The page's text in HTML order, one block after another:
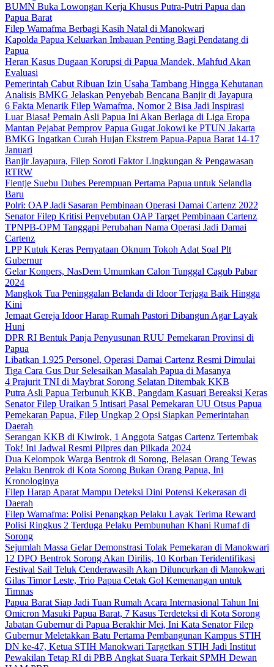
BUMN Buka Lowongan Kerja Khusus Putra-Putri Papua dan
Papua Barat
Filep Wamafma Berbagi Kasih Natal di Manokwari
Kapolda Papua Keluarkan Imbauan Penting Bagi Pendatang di
Papua
Heran Kasus Dugaan Korupsi di Papua Mandek, Mahfud Akan
Evaluasi
Pemerintah Cabut Ribuan Izin Usaha Tambang Hingga Kehutanan
Analisis BMKG Jelaskan Penyebab Bencana Banjir di Jayapura
6 Fakta Menarik Filep Wamafma, Nomor 2 Bisa Jadi Inspirasi
Luar Biasa! Pemain Asli Papua Ini Akan Berlaga di Liga Eropa
Mantan Pejabat Pemprov Papua Gugat Jokowi ke PTUN Jakarta
BMKG Ingatkan Curah Hujan Ekstrem Papua-Papua Barat 14-17
Januari
Banjir Jayapura, Filep Soroti Faktor Lingkungan & Pengawasan
RTRW
Fientje Suebu Dubes Perempuan Pertama Papua untuk Selandia
Baru
Polri: OAP Jadi Sasaran Pembinaan Operasi Damai Cartenz 2022
Senator Filep Kritisi Penyebutan OAP Target Pembinaan Cartenz
TPNPB-OPM Tanggapi Perubahan Nama Operasi Jadi Damai
Cartenz
LPP Kutuk Keras Pernyataan Oknum Tokoh Adat Soal Plt
Gubernur
Gelar Konpers, NasDem Umumkan Calon Tunggal Cagub Pabar
2024
Mangkok Tua Peninggalan Belanda di Idoor Terjaga Baik Hingga
Kini
Jemaat Gereja Idoor Harap Rumah Pastori Dibangun Agar Layak
Huni
DPR RI Bentuk Panja Penyusunan RUU Pemekaran Provinsi di
Papua
Libatkan 1.925 Personel, Operasi Damai Cartenz Resmi Dimulai
Tiga Cara Gus Dur Selesaikan Masalah Papua di Masanya
4 Prajurit TNI di Maybrat Sorong Selatan Ditembak KKB
Putra Asli Papua Terbunuh KKB, Pangdam Kasuari Bereaksi Keras
Senator Filep Uraikan 5 Intisari Pasal Pemekaran UU Otsus Papua
Pemekaran Papua, Filep Ungkap 2 Opsi Siapkan Pemerintahan
Daerah
Serangan KKB di Kiwirok, 1 Anggota Satgas Cartenz Tertembak
Tok! Ini Jadwal Resmi Pilpres dan Pilkada 2024
Dua Kelompok Warga Bentrok di Sorong, Belasan Orang Tewas
Pelaku Bentrok di Kota Sorong Bukan Orang Papua, Ini
Kronologinya
Filep Harap Aparat Mampu Deteksi Dini Potensi Kekerasan di
Daerah
Filep Wamafma: Polisi Penangkap Pelaku Layak Terima Reward
Polisi Ringkus 2 Terduga Pelaku Pembunuhan Khani Rumaf di
Sorong
Sejumlah Massa Gelar Demonstrasi Tolak Pemekaran di Manokwari
12 DPO Bentrok Sorong Akan Dirilis, 10 Korban Teridentifikasi
Festival Sail Teluk Cenderawasih Akan Diluncurkan di Manokwari
Gilas Timor Leste, Trio Papua Cetak Gol Kemenangan untuk
Timnas
Papua Barat Siap Jadi Tuan Rumah Acara Internasional Tahun Ini
Omicron Masuki Papua Barat, 7 Kasus Terdeteksi di Kota Sorong
Jabatan Gubernur di Papua Berakhir Mei, Ini Kata Senator Filep
Gubernur Meletakkan Batu Pertama Pembangunan Kampus STIH
DN ke-47, Ketua STIH Manokwari Targetkan STIH Jadi Institut
Pewakilan Tetap RI di PBB Angkat Suara Terkait SPMH Dewan